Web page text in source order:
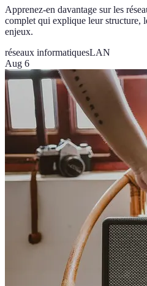
Apprenez-en davantage sur les
complet qui explique leur structure,
enjeux.
réseaux informatiquesLAN
Aug 6